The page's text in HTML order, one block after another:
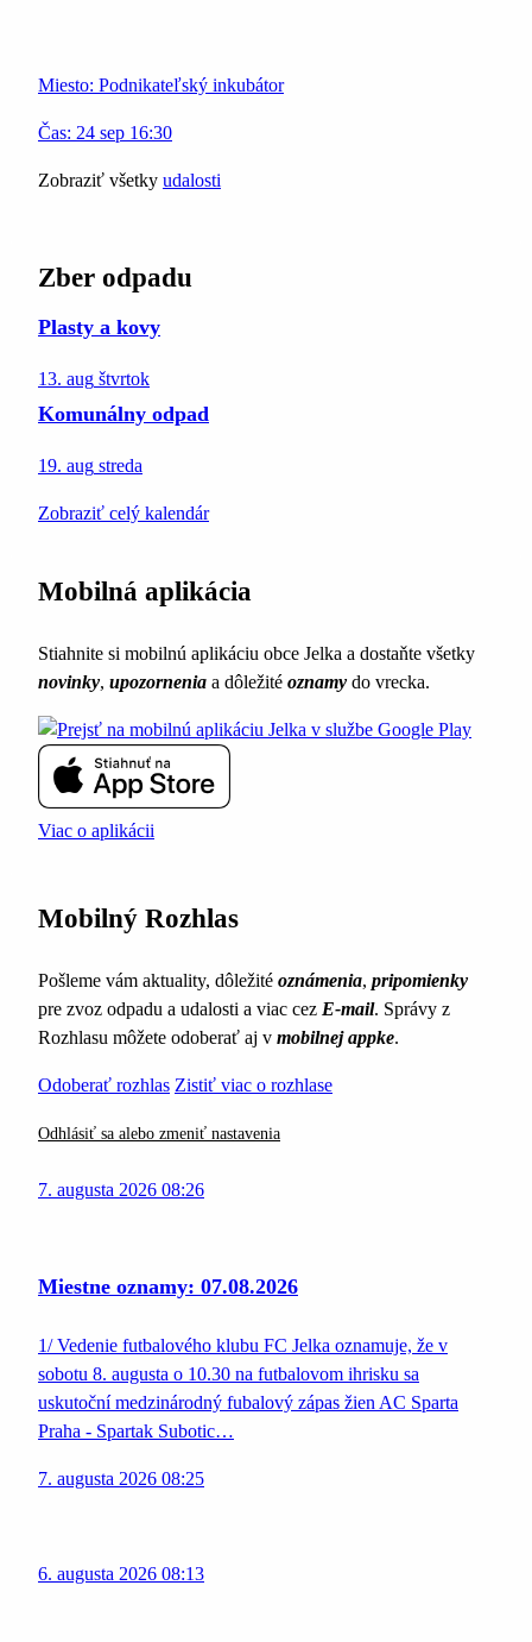
Miesto: Podnikateľský inkubátor
Čas: 24 sep 16:30
Zobraziť všetky udalosti
Zber odpadu
Plasty a kovy
13. aug štvrtok
Komunálny odpad
19. aug streda
Zobraziť celý kalendár
Mobilná aplikácia
Stiahnite si mobilnú aplikáciu obce Jelka a dostaňte všetky
novinky, upozornenia a dôležité oznamy do vrecka.
Viac o aplikácii
Mobilný Rozhlas
Pošleme vám aktuality, dôležité oznámenia, pripomienky
pre zvoz odpadu a udalosti a viac cez E-mail. Správy z
Rozhlasu môžete odoberať aj v mobilnej appke.
Odoberať rozhlas Zistiť viac o rozhlase
Odhlásiť sa alebo zmeniť nastavenia
7. augusta 2026 08:26
Miestne oznamy: 07.08.2026
1/ Vedenie futbalového klubu FC Jelka oznamuje, že v
sobotu 8. augusta o 10.30 na futbalovom ihrisku sa
uskutoční medzinárodný fubalový zápas žien AC Sparta
Praha - Spartak Subotic…
7. augusta 2026 08:25
6. augusta 2026 08:13